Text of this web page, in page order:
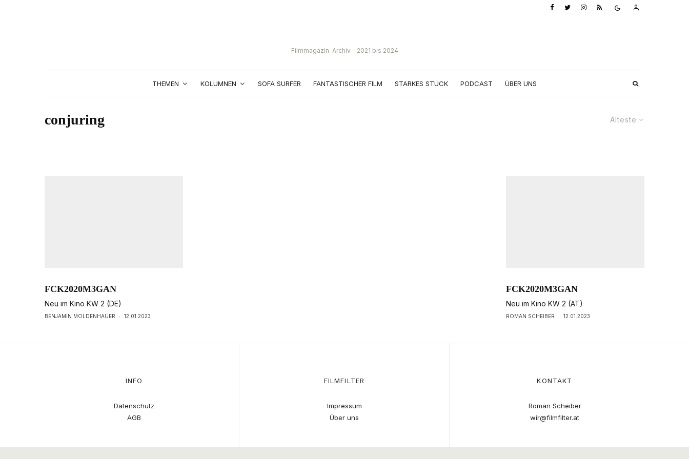
Filmmagazin-Archiv – 2021 bis 2024
THEMEN KOLUMNEN SOFA SURFER FANTASTISCHER FILM STARKES STÜCK PODCAST ÜBER UNS
Älteste
conjuring
FCK2020M3GAN
Neu im Kino KW 2 (DE)
BENJAMIN MOLDENHAUER · 12.01.2023
FCK2020M3GAN
Neu im Kino KW 2 (AT)
ROMAN SCHEIBER · 12.01.2023
INFO
Datenschutz
AGB
FILMFILTER
Impressum
Über uns
KONTAKT
Roman Scheiber
wir@filmfilter.at